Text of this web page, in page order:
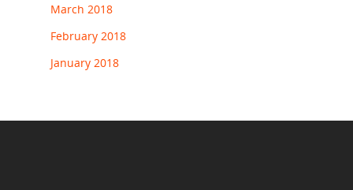
March 2018
February 2018
January 2018